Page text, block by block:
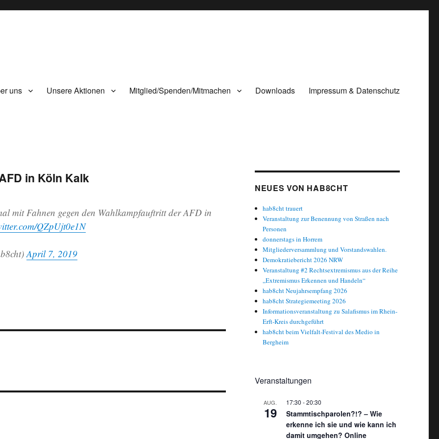
uns Unsere Aktionen Mitglied/Spenden/Mitmachen Downloads Impressum & Datenschutz
in Köln Kalk
mit Fahnen gegen den Wahlkampfauftritt der AFD in
QZpUjt0e1N
April 7, 2019
NEUES VON HAB8CHT
hab8cht trauert
Veranstaltung zur Benennung von Straßen nach
Personen
donnerstags in Horrem
Mitgliederversammlung und Vorstandswahlen.
Demokratiebericht 2026 NRW
Veranstaltung #2 Rechtsextremismus aus der Reihe
„Extremismus Erkennen und Handeln“
hab8cht Neujahrsempfang 2026
hab8cht Strategiemeeting 2026
Informationsveranstaltung zu Salafismus im Rhein-
Erft-Kreis durchgeführt
hab8cht beim Vielfalt-Festival des Medio in
Bergheim
Veranstaltungen
AUG.
19
17:30 -20:30
Stammtischparolen?!? – Wie
erkenne ich sie und wie kann ich
damit umgehen? Online